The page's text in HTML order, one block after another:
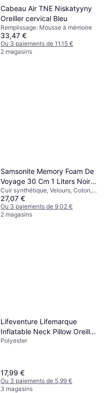
Cabeau Air TNE Niskatyyny
Oreiller cervical Bleu
Remplissage: Mousse à mémoire
33,47 €
Ou 3 paiements de 11,15 €
2 magasins
Samsonite Memory Foam De
Voyage 30 Cm 1 Liters Noir
Oreiller cervical Noir
Cuir synthétique, Velours, Coton,
Polyester, Uni Remplissage:
Mousse à mémoire
27,07 €
Ou 3 paiements de 9,02 €
2 magasins
Lifeventure Lifemarque
Inflatable Neck Pillow Oreiller
cervical Gris
Polyester
17,99 €
Ou 3 paiements de 5,99 €
3 magasins